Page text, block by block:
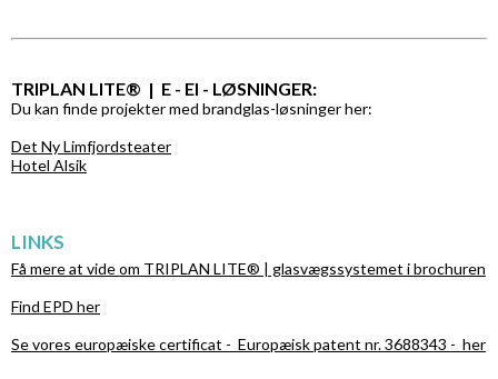
TRIPLAN LITE® | E - EI - LØSNINGER:
Du kan finde projekter med brandglas-løsninger her:
Det Ny Limfjordsteater
Hotel Alsik
LINKS
Få mere at vide om TRIPLAN LITE® | glasvægssystemet ibrochuren
Find EPD her
Se vores europæiske certificat - Europæisk patent nr. 3688343 - her